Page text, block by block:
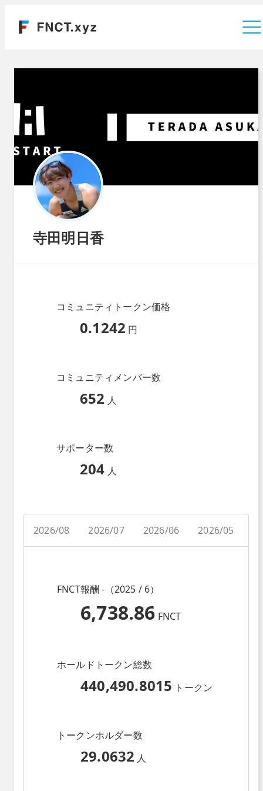
寺田明日香
コミュニティトークン価格
0.1242 円
コミュニティメンバー数
652 人
サポーター数
204 人
2026/08 2026/07 2026/06 2026/05
FNCT報酬 -（2025 / 6）
6,738.86 FNCT
ホールドトークン総数
440,490.8015 トークン
トークンホルダー数
29.0632 人